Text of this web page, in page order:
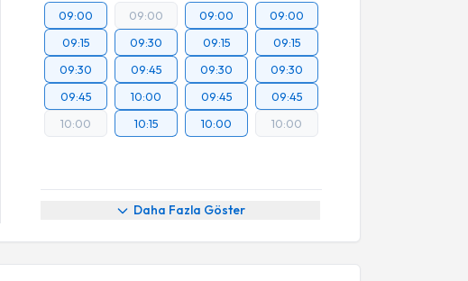
09:00
09:15
09:30
09:45
10:00
09:00
09:30
09:45
10:00
10:15
09:00
09:15
09:30
09:45
10:00
09:00
09:15
09:30
09:45
10:00
Daha Fazla Göster